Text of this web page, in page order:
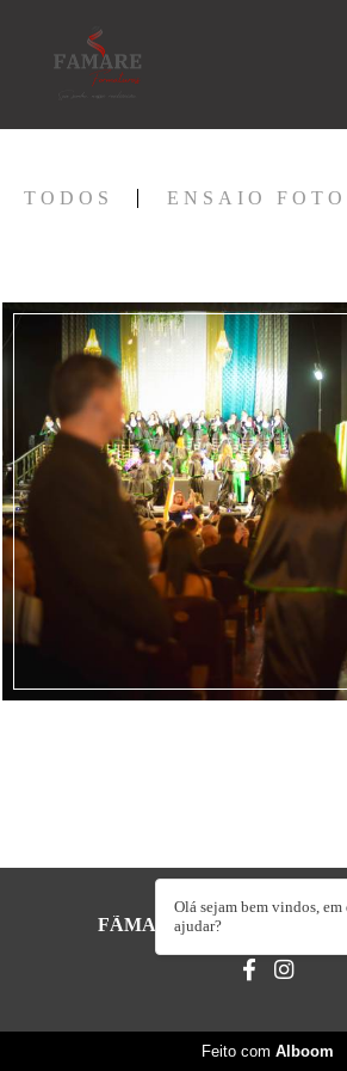
TODOS ENSAIO
1540
FÃMARE FORMATURAS
Olá sejam bem vindos, em
ajudar?
Feito com Alboom